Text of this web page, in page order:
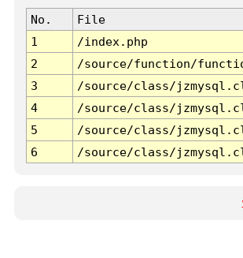
No. File
1
/index.php
2
/source/function/
3
/source/class/
4
/source/class/
5
/source/class/
6
/source/class/